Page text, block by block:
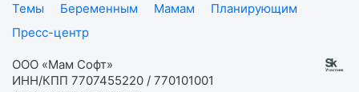
Темы
Беременным Мамам
Планирующим
Пресс-центр
ООО «Мам Софт»
ИНН/КПП 7707455220 / 770101001